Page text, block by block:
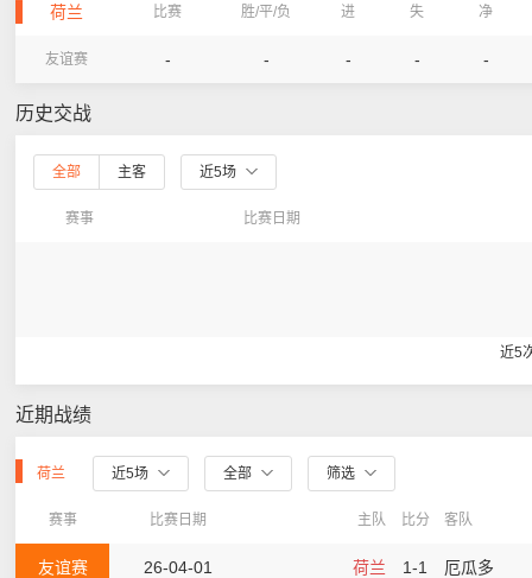
荷兰 比赛 胜/平/负 进 失 净
友谊赛 - - - - -
历史交战
全部 主客 近5场
赛事 比赛日期
近5
近期战绩
荷兰 近5场 全部 筛选
赛事 比赛日期 主队 比分 客队
友谊赛 26-04-01 荷兰 1-1 厄瓜多